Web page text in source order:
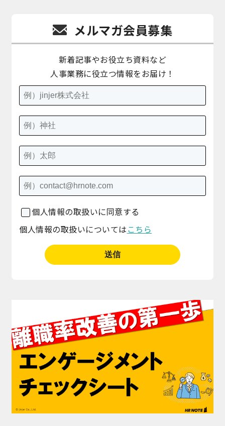
メルマガ会員募集
新着記事やお役立ち資料など
人事業務に役立つ情報をお届け！
個人情報の取扱いに同意する
個人情報の取扱いについては こちら